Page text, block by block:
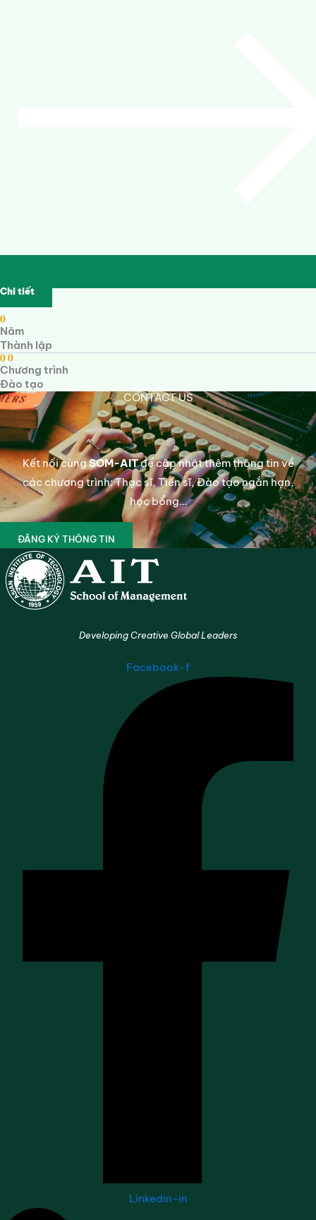
Chi tiết
0
Năm
Thành lập
00
Chương trình
Đào tạo
CONTACT US
Kết nối cùngSOM-AITđể cập nhật thêm thông tin về
các chương trình: Thạc sĩ, Tiến sĩ, Đào tạo ngắn hạn,
học bổng…
ĐĂNG KÝ THÔNG TIN
Developing Creative Global Leaders
Facebook-f
Linkedin-in